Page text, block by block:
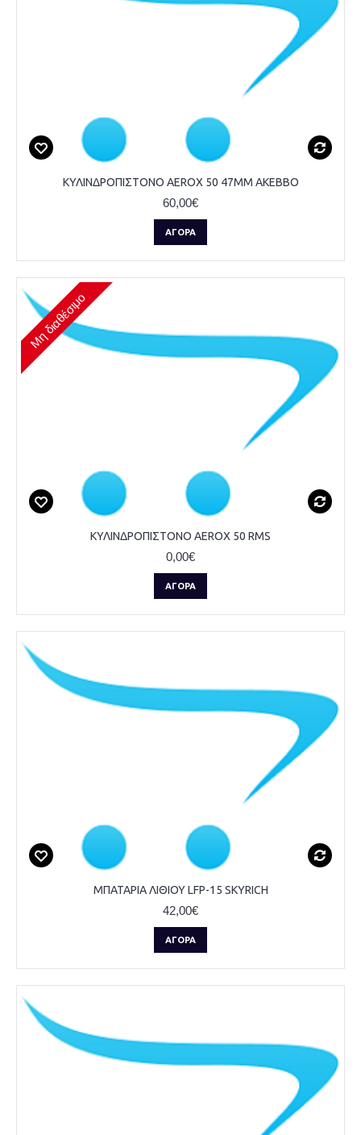
ΚΥΛΙΝΔΡΟΠΙΣΤΟΝΟ AEROX 50 47MM AKEBBO
60,00€
ΑΓΟΡΆ
Μη διαθέσιμο
ΚΥΛΙΝΔΡΟΠΙΣΤΟΝΟ AEROX 50 RMS
0,00€
ΑΓΟΡΆ
ΜΠΑΤΑΡΙΑ ΛΙΘΙΟΥ LFP-15 SKYRICH
42,00€
ΑΓΟΡΆ